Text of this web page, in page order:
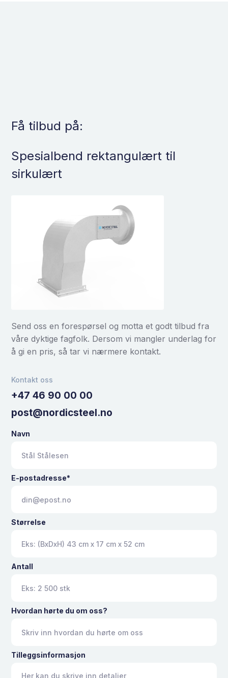
Få tilbud på:
Spesialbend rektangulært til
sirkulært
Send oss en forespørsel og motta et godt tilbud fra
våre dyktige fagfolk. Dersom vi mangler underlag for
å gi en pris, så tar vi nærmere kontakt.
Kontakt oss
+47 46 90 00 00
post@nordicsteel.no
Navn
E-postadresse*
Størrelse
Antall
Hvordan hørte du om oss?
Tilleggsinformasjon